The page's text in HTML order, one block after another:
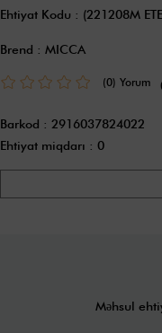
Ehtiyat Kodu (221208M
Brend : MICCA
(0)
Barkod : 2916037824022
Ehtiyat miqdarı : 0
Məhsul